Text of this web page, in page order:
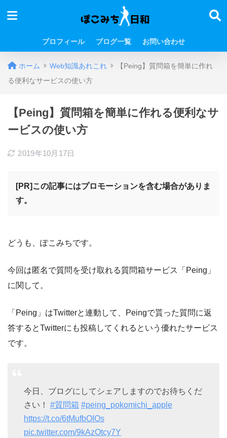
プロフィール ブログ一覧 お問い合わせ
ホーム Web知識あれこれ
【Peing】質問箱を簡単に作れ
る便利なサービスの使い方
【Peing】質問箱を簡単に作れる便利なサ
ービスの使い方
2019年10月17日
[PR]この記事にはプロモーションを含む場合がありま
す。
どうも、ぽこみちです。
今回は匿名で質問を受け取れる質問箱サービス「Peing」
に関して。
「Peing」はTwitterと連動して、Peingで貰った質問に返
答するとTwitterにも投稿してくれるという優れたサービス
です。
今日、ブログにしてシェアしますのでお待ちくだ
さい！ #質問箱 #peing_pokomichi_apple
https://t.co/6tMufbOIOs
pic.twitter.com/9kAzOtcy7Y